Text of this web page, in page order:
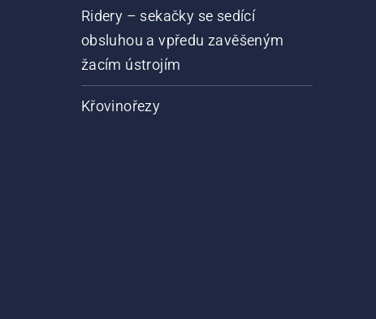
Ridery – sekačky se sedící
obsluhou a vpředu zavěšeným
žacím ústrojím
Křovinořezy